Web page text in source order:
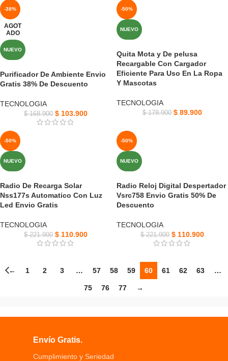
-38%
AGOT
ADO
NUEVO
Purificador De Ambiente Envio
Gratis 38% De Descuento
TECNOLOGIA
$168.900 $ 103.900
-50%
NUEVO
Quita Mota y De pelusa
Recargable Con Cargador
Eficiente Para Uso En La Ropa
Y Mascotas
TECNOLOGIA
$178.900 $ 89.900
-50%
NUEVO
Radio De Recarga Solar
Nss177s Automatico Con Luz
Led Envio Gratis
TECNOLOGIA
$221.900 $ 110.900
-50%
NUEVO
Radio Reloj Digital Despertador
Vsrc758 Envio Gratis 50% De
Descuento
TECNOLOGIA
$221.900 $ 110.900
← 1 2 3 … 57 58 59 60 61 62 63 …
75 76 77 →
Envío Gratis.
Cumplimiento y Seriedad